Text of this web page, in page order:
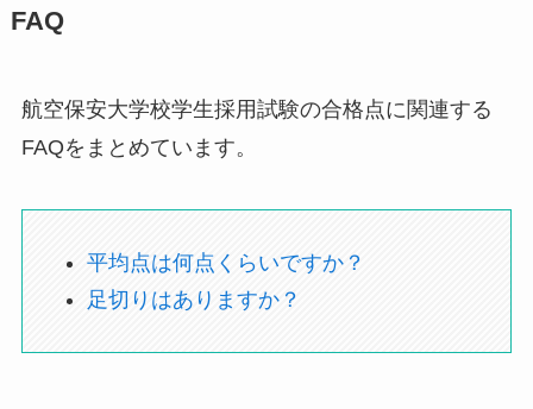
FAQ
航空保安大学校学生採用試験の合格点に関連する
FAQをまとめています。
平均点は何点くらいですか？
足切りはありますか？